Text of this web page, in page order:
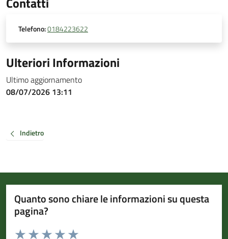
Telefono:0184223622
Ulteriori Informazioni
Ultimo aggiornamento
08/07/2026 13:11
Indietro
Quanto sono chiare le informazioni su questa
pagina?
Valuta da 1 a 5 stelle la pagina